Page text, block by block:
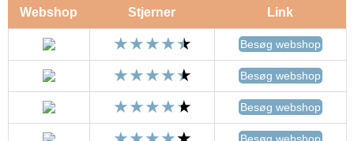
Webshop Stjerner Link
Besøg webshop
Besøg webshop
Besøg webshop